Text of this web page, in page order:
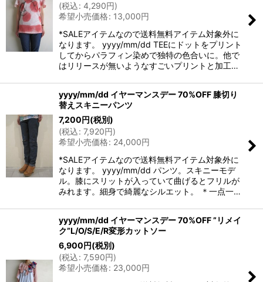
(税込: 4,290円)
希望小売価格: 13,000円
*SALEアイテムなので送料無料アイテム対象外に
なります。 yyyy/mm/dd TEEにドットをプリント
してからパラフィン染めで独特の色合いに。他で
はリリースが無いようなすごいプリントと加工…
yyyy/mm/dd イヤーマンスデー 70%OFF 膝切り
替えスキニーパンツ
7,200円(税別)
(税込: 7,920円)
希望小売価格: 24,000円
*SALEアイテムなので送料無料アイテム対象外に
なります。 yyyy/mm/dd パンツ。スキニーモデ
ル。膝にスリットが入っていて曲げるとフリルが
みれます。細身で綺麗なシルエット。 ＊一点一…
yyyy/mm/dd イヤーマンスデー 70%OFF ”リメイ
ク”L/O/S/E/R変形カットソー
6,900円(税別)
(税込: 7,590円)
希望小売価格: 23,000円